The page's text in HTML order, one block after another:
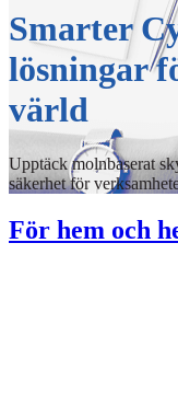
Smarter
lösningar
värld
Upptäck molnbaserat
säkerhet för
För hem och